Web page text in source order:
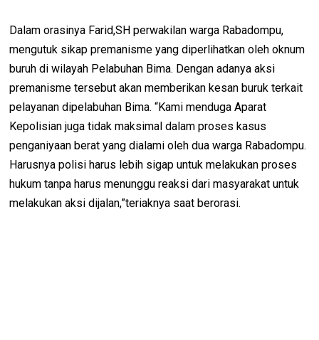
Dalam orasinya Farid,SH perwakilan warga Rabadompu,
mengutuk sikap premanisme yang diperlihatkan oleh oknum
buruh di wilayah Pelabuhan Bima. Dengan adanya aksi
premanisme tersebut akan memberikan kesan buruk terkait
pelayanan dipelabuhan Bima. “Kami menduga Aparat
Kepolisian juga tidak maksimal dalam proses kasus
penganiyaan berat yang dialami oleh dua warga Rabadompu.
Harusnya polisi harus lebih sigap untuk melakukan proses
hukum tanpa harus menunggu reaksi dari masyarakat untuk
melakukan aksi dijalan,”teriaknya saat berorasi.